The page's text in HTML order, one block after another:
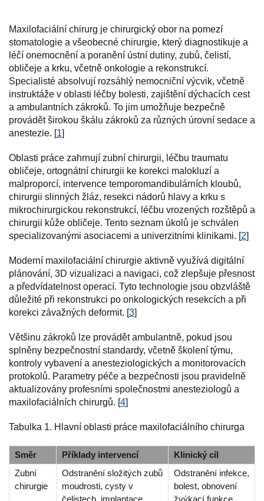
Maxilofaciální chirurg je chirurgický obor na pomezí
stomatologie a všeobecné chirurgie, který diagnostikuje a
léčí onemocnění a poranění ústní dutiny, zubů, čelistí,
obličeje a krku, včetně onkologie a rekonstrukcí.
Specialisté absolvují rozsáhlý nemocniční výcvik, včetně
instruktáže v oblasti léčby bolesti, zajištění dýchacích cest
a ambulantních zákroků. To jim umožňuje bezpečně
provádět širokou škálu zákroků za různých úrovní sedace a
anestezie. [1]
Oblasti práce zahrnují zubní chirurgii, léčbu traumatu
obličeje, ortognátní chirurgii ke korekci malokluzí a
malproporcí, intervence temporomandibulárních kloubů,
chirurgii slinných žláz, resekci nádorů hlavy a krku s
mikrochirurgickou rekonstrukcí, léčbu vrozených rozštěpů a
chirurgii kůže obličeje. Tento seznam úkolů je schválen
specializovanými asociacemi a univerzitními klinikami. [2]
Moderní maxilofaciální chirurgie aktivně využívá digitální
plánování, 3D vizualizaci a navigaci, což zlepšuje přesnost
a předvídatelnost operací. Tyto technologie jsou obzvláště
důležité při rekonstrukci po onkologických resekcích a při
korekci závažných deformit. [3]
Většinu zákroků lze provádět ambulantně, pokud jsou
splněny bezpečnostní standardy, včetně školení týmu,
kontroly vybavení a anesteziologických a monitorovacích
protokolů. Parametry péče a bezpečnosti jsou pravidelně
aktualizovány profesními společnostmi anesteziologů a
maxilofaciálních chirurgů. [4]
Tabulka 1. Hlavní oblasti práce maxilofaciálního chirurga
Směr Příklady intervencí
Klinický cíl
Zubní
chirurgie
Odstranění složitých zubů
moudrosti, cysty v
čelistech, implantace
Odstranění infekce,
bolest, obnovení
žvýkací funkce